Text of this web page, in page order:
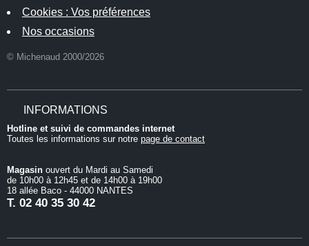
Cookies : Vos préférences
Nos occasions
© Michenaud 2000/2026
INFORMATIONS
Hotline et suivi de commandes internet
Toutes les informations sur notre page de contact
Magasin ouvert du Mardi au Samedi
de 10h00 à 12h45 et de 14h00 à 19h00
18 allée Baco - 44000 NANTES
T. 02 40 35 30 42